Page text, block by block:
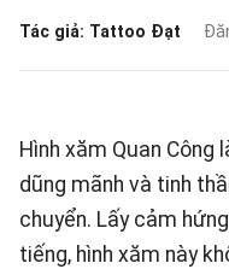
Tác giả: Tattoo Đạt
Hình xăm Quan
dũng mãnh và tinh
chuyển. Lấy cảm
tiếng, hình xăm này